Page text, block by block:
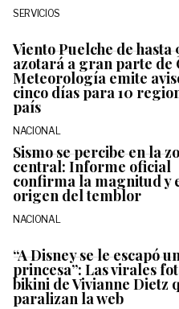
SERVICIOS
Viento Puelche de hasta
azotará a gran parte de
Meteorología emite
cinco días para 10
país
NACIONAL
Sismo se percibe en la
central: Informe oficial
confirma la magnitud y
origen del temblor
NACIONAL
“A Disney se le escapó
princesa”: Las virales
bikini de Vivianne Dietz
paralizan la web